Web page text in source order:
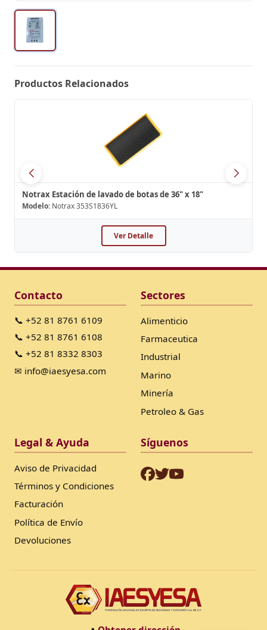
Productos Relacionados
Notrax Estación de lavado de botas de 36" x 18"
Modelo: Notrax 353S1836YL
Ver Detalle
Contacto
📞 +52 81 8761 6109
📞 +52 81 8761 6108
📞 +52 81 8332 8303
✉ info@iaesyesa.com
Sectores
Alimenticio
Farmaceutica
Industrial
Marino
Minería
Petroleo & Gas
Legal & Ayuda
Aviso de Privacidad
Términos y Condiciones
Facturación
Política de Envío
Devoluciones
Síguenos